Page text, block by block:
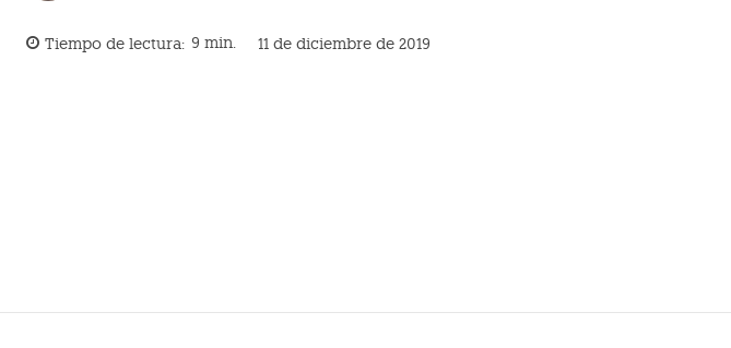
Tiempo de lectura: 9 min. 11 de diciembre de 2019